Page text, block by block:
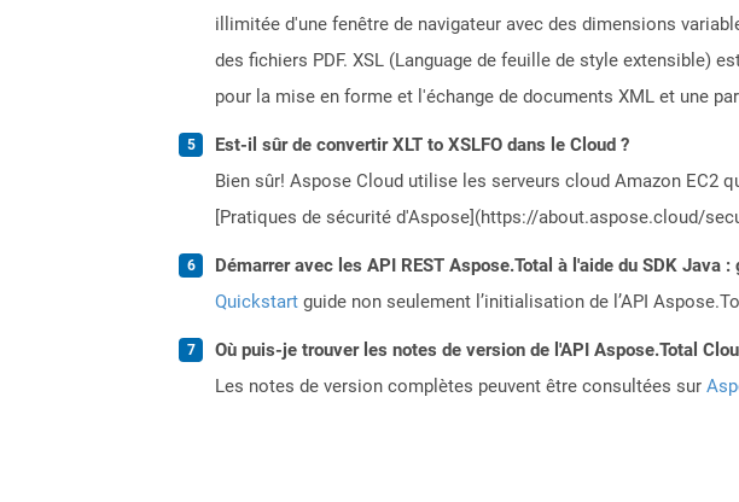
illimitée d'une fenêtre de navigateur avec des dimensions
des fichiers PDF. XSL (Language de feuille de style extensible)
pour la mise en forme et l'échange de documents XML et une
Est-il sûr de convertir XLT to XSLFO dans le Cloud ?
Bien sûr! Aspose Cloud utilise les serveurs cloud Amazon EC2
[Pratiques de sécurité d'Aspose](https://about.aspose.cloud/
Démarrer avec les API REST Aspose.Total à l'aide du SDK Java
Quickstart guide non seulement l’initialisation de l’API
Où puis-je trouver les notes de version de l'API Aspose.Total
Les notes de version complètes peuvent être consultées sur